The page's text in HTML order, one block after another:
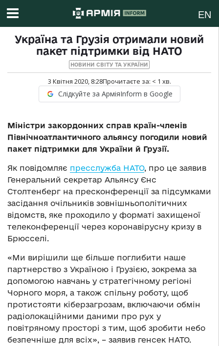
EN
Україна та Грузія отримали новий
пакет підтримки від НАТО
НОВИНИ СВІТУ ТА УКРАЇНИ
3 Квітня 2020, 8:28Прочитаєте за: < 1 хв.
Слідкуйте за АрміяInform в Google
Міністри закордонних справ країн-членів
Північноатлантичного альянсу погодили новий
пакет підтримки для України й Грузії.
Як повідомляє пресслужба НАТО, про це заявив
Генеральний секретар Альянсу Єнс
Столтенберг на пресконференції за підсумками
засідання очільників зовнішньополітичних
відомств, яке проходило у форматі захищеної
телеконференції через коронавірусну кризу в
Брюсселі.
«Ми вирішили ще більше поглибити наше
партнерство з Україною і Грузією, зокрема за
допомогою навчань у стратегічному регіоні
Чорного моря, а також спільну роботу, щоб
протистояти кіберзагрозам, включаючи обмін
радіолокаційними даними про рух у
повітряному просторі з тим, щоб зробити небо
безпечніше для всіх», – заявив генсек НАТО.